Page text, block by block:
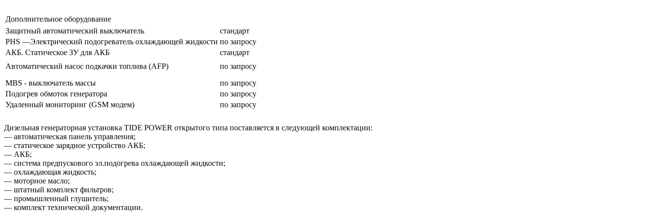
Дополнительное оборудование
Защитный автоматический выключатель
стандарт
PHS —Электрический подогреватель охлаждающей жидкости по запросу
АКБ. Статическое ЗУ для АКБ
стандарт
Автоматический насос подкачки топлива (AFP)
по запросу
MBS - выключатель массы
по запросу
Подогрев обмоток генератора
по запросу
Удаленный мониторинг (GSM модем)
по запросу
Дизельная генераторная установка TIDE POWER открытого типа поставляется в следующей комплектации:
— автоматическая панель управления;
— статическое зарядное устройство АКБ;
— АКБ;
— система предпускового эл.подогрева охлаждающей жидкости;
— охлаждающая жидкость;
— моторное масло;
— штатный комплект фильтров;
— промышленный глушитель;
— комплект технической документации.